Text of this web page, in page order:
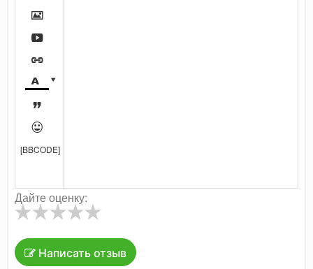







[BBCODE]
Дайте оценку:
Написать отзыв